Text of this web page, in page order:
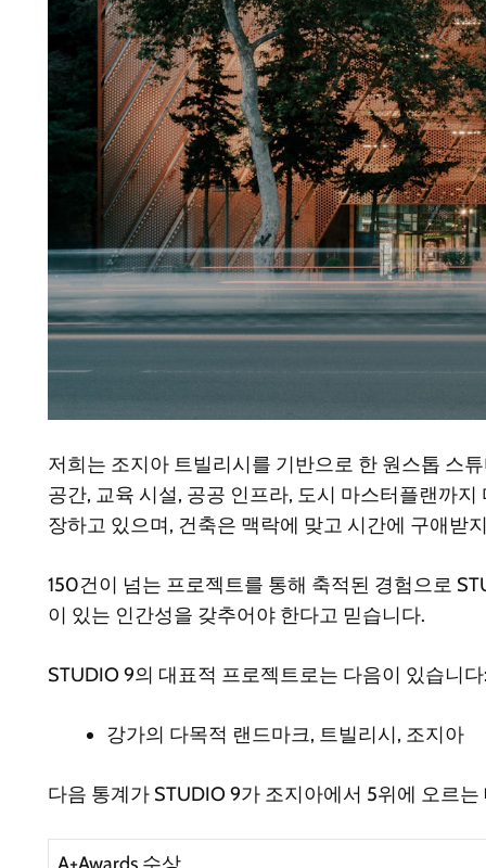
저희는 조지아 트빌리시를 기반으로 한 원스톱 스
공간, 교육 시설, 공공 인프라, 도시 마스터플랜까
장하고 있으며, 건축은 맥락에 맞고 시간에 구애받
150건이 넘는 프로젝트를 통해 축적된 경험으로
이 있는 인간성을 갖추어야 한다고 믿습니다.
STUDIO 9의 대표적 프로젝트로는 다음이 있습니
강가의 다목적 랜드마크, 트빌리시, 조지아
다음 통계가 STUDIO 9가 조지아에서 5위에 오르